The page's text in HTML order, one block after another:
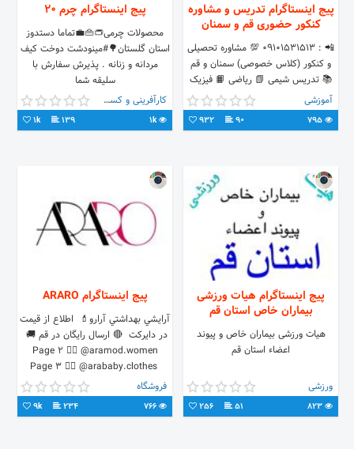
پیج اینستاگرام تدریس و مشاوره
کنکور حضوری قم و سمنان
📲 : 09101531513 💯 مشاوره تحصیلی
و کنکور (کلاس خصوصی) سمنان و قم
📚 تدریس شیمی 📗 ریاضی 📙 فیزیک
📘 💵با قیمتی مناسب در خدمت شما
هستیم کانال تلگرام👇
https://t.me/konkur20/join
آموزشی
90
932
پیج اینستاگرام چرم 20
محصولات چرمی👝👜💼تماما دستدوز
استان گلستان🌳#مینودشت دوخت کیف
مردانه و زنانه . پذیرش سفارش با
سلیقه شما
کارآفرینی و کسب و کار
1k
139
1k
پیج اینستاگرام هیات ورزشی
بیماران خاص استان قم
هیات ورزشی بیماران خاص و پیوند
اعضاء استان قم
ورزشی
51
256
پیج اینستاگرام ARARO
آرايشي بهداشتي آرارو💄 ‌ اطلاع از قیمت
در دایرکت ‌‌‌ 🔴 ارسال رایگان در قم 🚚 ‌‌‌
Page 2 👉🏻 @aramod.women
Page 3 👉🏻 @arababy.clothes ‌
t.me/araro_shop
فروشگاه
234
9k